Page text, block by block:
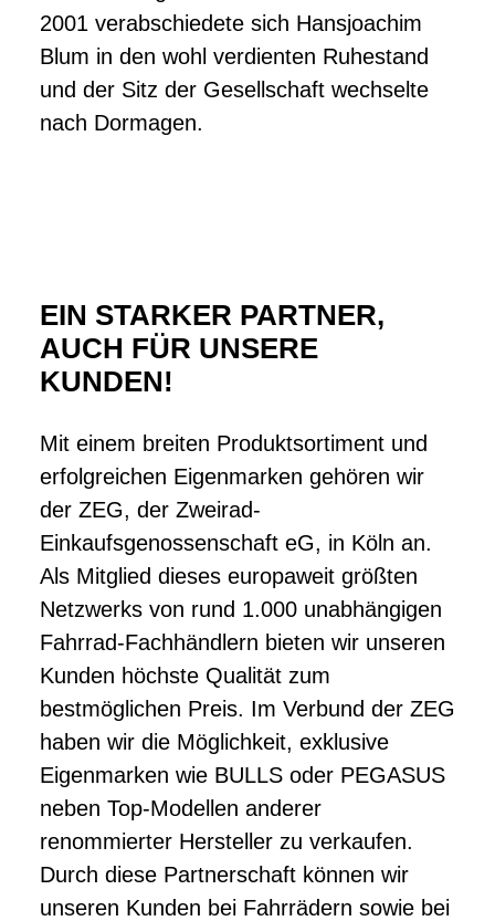
2001 verabschiedete sich Hansjoachim
Blum in den wohl verdienten Ruhestand
und der Sitz der Gesellschaft wechselte
nach Dormagen.
EIN STARKER PARTNER,
AUCH FÜR UNSERE
KUNDEN!
Mit einem breiten Produktsortiment und
erfolgreichen Eigenmarken gehören wir
der ZEG, der Zweirad-
Einkaufsgenossenschaft eG, in Köln an.
Als Mitglied dieses europaweit größten
Netzwerks von rund 1.000 unabhängigen
Fahrrad-Fachhändlern bieten wir unseren
Kunden höchste Qualität zum
bestmöglichen Preis. Im Verbund der ZEG
haben wir die Möglichkeit, exklusive
Eigenmarken wie BULLS oder PEGASUS
neben Top-Modellen anderer
renommierter Hersteller zu verkaufen.
Durch diese Partnerschaft können wir
unseren Kunden bei Fahrrädern sowie bei